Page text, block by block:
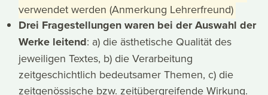
verwendet werden (Anmerkung Lehrerfreund)
Drei Fragestellungen waren bei der Auswahl der
Werke leitend: a) die ästhetische Qualität des
jeweiligen Textes, b) die Verarbeitung
zeitgeschichtlich bedeutsamer Themen, c) die
zeitgenössische bzw. zeitübergreifende Wirkung.